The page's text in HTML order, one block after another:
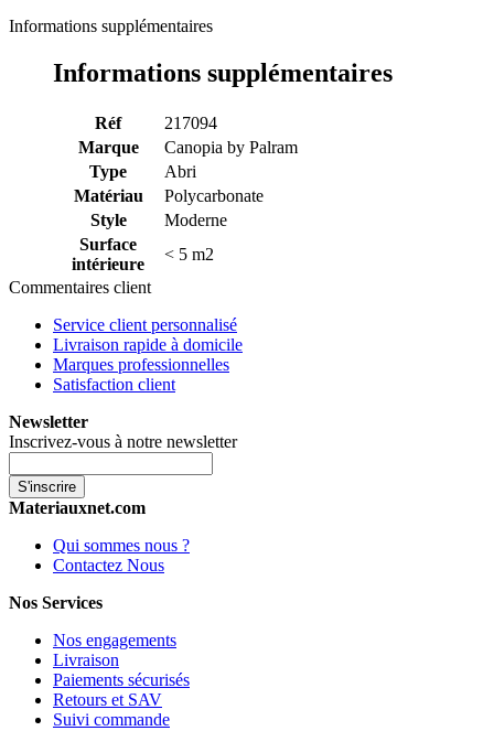
Informations supplémentaires
Informations supplémentaires
Réf
217094
Marque
Canopia by Palram
Type
Abri
Matériau
Polycarbonate
Style
Moderne
Surface
intérieure
< 5 m2
Commentaires client
Service client personnalisé
Livraison rapide à domicile
Marques professionnelles
Satisfaction client
Newsletter
Inscrivez-vous à notre newsletter
S'inscrire
Materiauxnet.com
Qui sommes nous ?
Contactez Nous
Nos Services
Nos engagements
Livraison
Paiements sécurisés
Retours et SAV
Suivi commande